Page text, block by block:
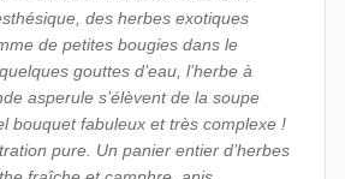
des herbes exotiques
de petites bougies dans le
gouttes d’eau, l’herbe à
asperule s’élèvent de la soupe
bouquet fabuleux et très complexe !
pure. Un panier entier d’herbes